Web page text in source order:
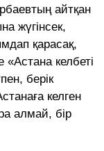
айтқан
жүгінсек,
қарасақ,
келбеті
берік
келген
алмай, бір